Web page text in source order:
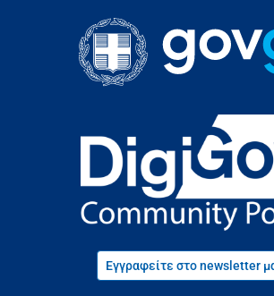
Εγγραφείτε στο newsletter